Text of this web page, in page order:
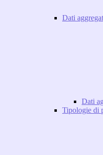
Dati
Dati
Tipologie di